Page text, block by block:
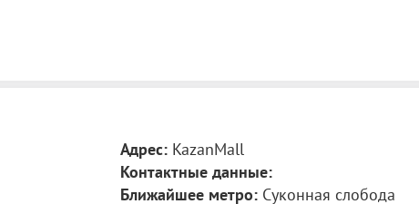
Адрес: KazanMall
Контактные данные:
Ближайшее метро: Суконная слобода